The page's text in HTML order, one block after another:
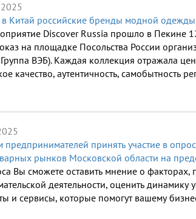
Китай российские бренды модной одежды
Discover Russia прошло в Пекине
на площадке Посольства России
ВЭБ). Каждая коллекция отражала
качество, аутентичность, самобытность
принять участие в
рынков Московской области на
Вы сможете оставить мнение о
деятельности, оценить динамику
и сервисы, которые помогут вашему